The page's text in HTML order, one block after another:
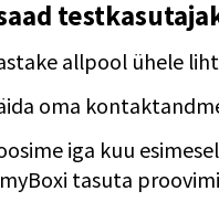
allpool ühele
oma
iga kuu
tasuta